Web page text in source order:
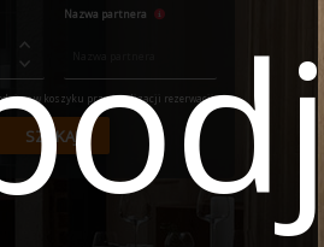
Nazwa partnera
SZUKAJ
go w koszyku przy finalizacji rezerwacji.